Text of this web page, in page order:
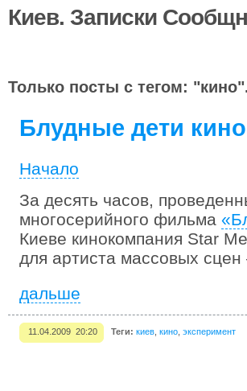
Киев. Записки
Только посты с тегом:
Блудные дети
Начало
За десять часов,
многосерийного фильма
Киеве кинокомпания Star
для артиста массовых
дальше
11.04.2009 20:20 Теги: киев кино эксперимент